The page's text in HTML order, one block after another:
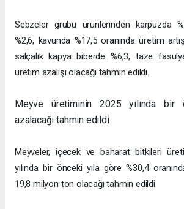
Sebzeler grubu ürünlerinden karpuzda
%2,6, kavunda %17,5 oranında üretim
salçalık kapya biberde %6,3, taze
üretim azalışı olacağı tahmin edildi.
Meyve üretiminin 2025 yılında bir
azalacağı tahmin edildi
Meyveler, içecek ve baharat bitkileri
yılında bir önceki yıla göre %30,4
19,8 milyon ton olacağı tahmin edildi.